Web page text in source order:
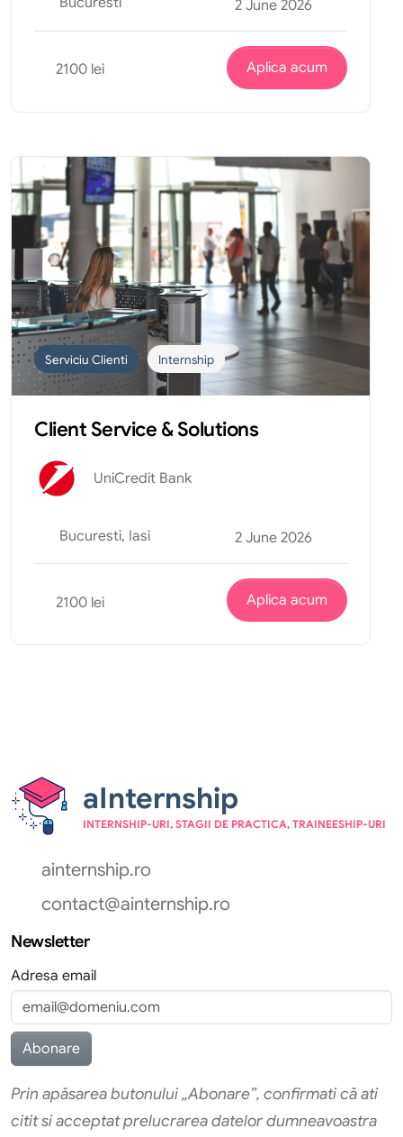
2 June 2026
2100 lei Aplica acum
Serviciu Clienti Internship
Client Service & Solutions
UniCredit Bank
Bucuresti, Iasi 2 June 2026
2100 lei Aplica acum
aInternship
INTERNSHIP-URI, STAGII DE PRACTICA, TRAINEESHIP-URI
ainternship.ro
contact@ainternship.ro
Newsletter
Adresa email
Prin apăsarea butonului „Abonare”, confirmati că ati
citit si acceptat prelucrarea datelor dumneavoastra